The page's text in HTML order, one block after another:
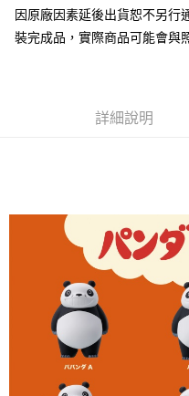
大哥付你分期
相關說明
流程，驗證手機門號後，選擇欲
1.分期款項不併入電信帳單，「
2.透過簡訊連結打開帳單後，可
帳／街口支付／iPASS MONEY」
【注意事項】
1.本服務係由「台灣大哥大股份
用戶於交易時，得透過本服務購
買賣價金債權讓與本公司後，依
2.基於同意付款使用「大哥付你
資料（包含姓名、電話或地址）
每筆NT$90，滿NT$3,000(含
預購-7-11取貨付款(舊)
每筆NT$90，滿NT$3,000(含
預購-付款後7-11取貨(舊)
每筆NT$90，滿NT$3,000(含
預購-宅配(舊)
因原廠因素延後出貨恕不另行
裝完成品，實際商品可能會與
詳細說明